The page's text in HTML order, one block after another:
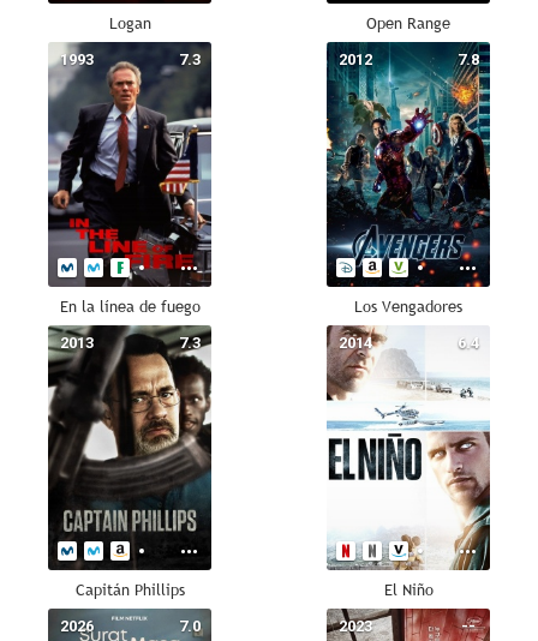
Logan Open Range
7.3
1993
En la línea de fuego
7.8
2012
Los Vengadores
7.3
2013
Capitán Phillips
6.4
2014
El Niño
7.0
2026 --
2023